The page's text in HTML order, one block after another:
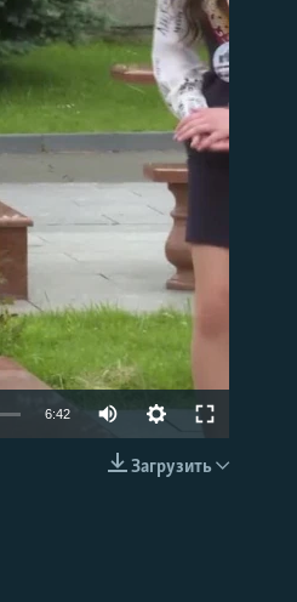
EMBED
6:42
Загрузить